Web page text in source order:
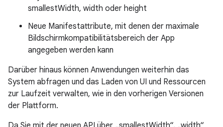
smallestWidth, width oder height
Neue Manifestattribute, mit denen der maximale
Bildschirmkompatibilitätsbereich der App
angegeben werden kann
Darüber hinaus können Anwendungen weiterhin das
System abfragen und das Laden von UI und Ressourcen
zur Laufzeit verwalten, wie in den vorherigen Versionen
der Plattform.